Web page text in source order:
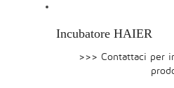
Incubatore HAIER
>>> Contattaci per